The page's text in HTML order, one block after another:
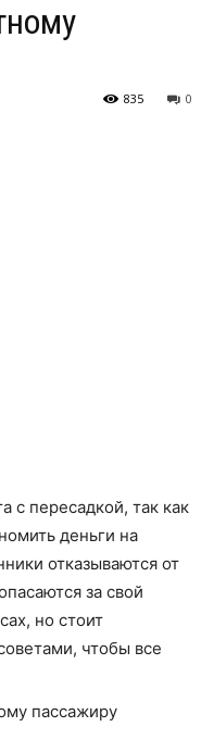
0
835
с пересадкой, так как
деньги на
отказываются от
за свой
но стоит
чтобы все